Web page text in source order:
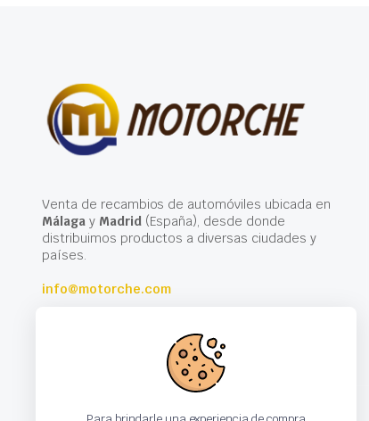
Venta de recambios de automóviles ubicada en
Málagay Madrid(España), desde donde
distribuimos productos a diversas ciudades y
países.
info@motorche.com